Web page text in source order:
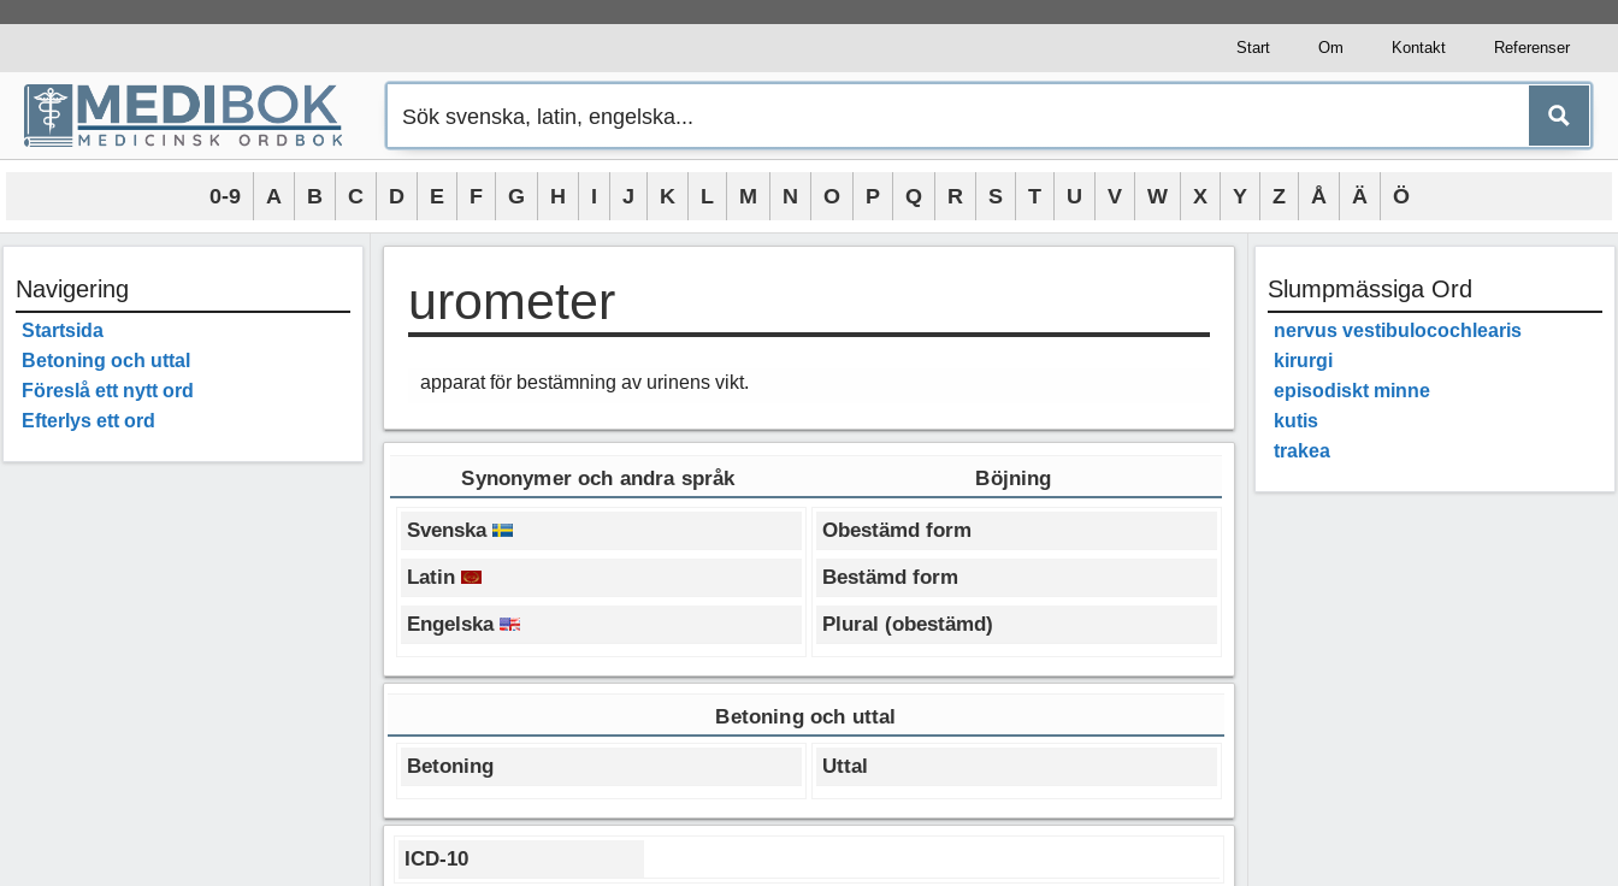
innehåll
Start Om Kontakt Referenser
0-9 A B C D E F G H I J K L M N O P Q R S T U V W X Y Z Å Ä Ö
urometer
apparat för bestämning av urinens vikt.
Synonymer och andra språk Böjning
Svenska
Latin
Engelska
Obestämd form
Bestämd form
Plural (obestämd)
Betoning och uttal
Betoning Uttal
ICD-10
Navigering
Startsida
Betoning och uttal
Föreslå ett nytt ord
Efterlys ett ord
Slumpmässiga Ord
nervus vestibulocochlearis
kirurgi
episodiskt minne
kutis
trakea